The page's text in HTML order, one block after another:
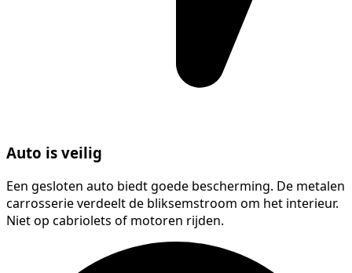
Auto is veilig
Een gesloten auto biedt goede bescherming. De metalen
carrosserie verdeelt de bliksemstroom om het interieur.
Niet op cabriolets of motoren rijden.